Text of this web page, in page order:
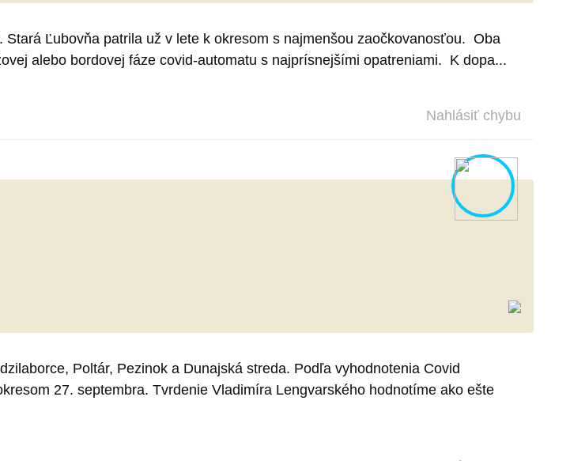
Ľubovňa patrila už v lete k okresom s najmenšou zaočkovanosťou. Oba
alebo bordovej fáze covid-automatu s najprísnejšími opatreniami. K dopa...
Nahlásiť chybu
Poltár, Pezinok a Dunajská streda. Podľa vyhodnotenia Covid
27. septembra. Tvrdenie Vladimíra Lengvarského hodnotíme ako ešte